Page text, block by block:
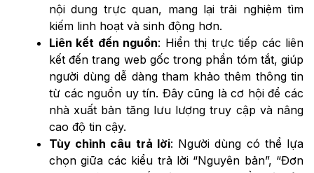
nội dung trực quan, mang lại trải nghiệm tìm
kiếm linh hoạt và sinh động hơn.
Liên kết đến nguồn: Hiển thị trực tiếp các liên
kết đến trang web gốc trong phần tóm tắt, giúp
người dùng dễ dàng tham khảo thêm thông tin
từ các nguồn uy tín. Đây cũng là cơ hội để các
nhà xuất bản tăng lưu lượng truy cập và nâng
cao độ tin cậy.
Tùy chỉnh câu trả lời: Người dùng có thể lựa
chọn giữa các kiểu trả lời “Nguyên bản”, “Đơn